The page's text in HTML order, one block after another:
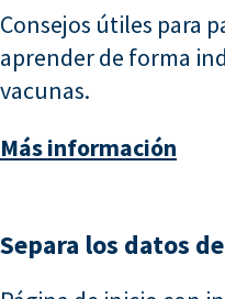
Consejos útiles para
aprender de forma
vacunas.
Más información
Separa los datos